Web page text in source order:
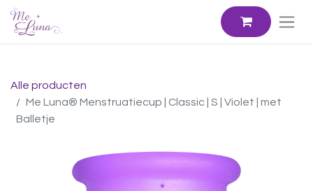
Alle producten
Me Luna® Menstruatiecup | Classic | S | Violet | met
Balletje